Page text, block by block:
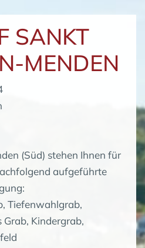
SANKT
MENDEN
(Süd) stehen Ihnen für
aufgeführte
Tiefenwahlgrab,
Kindergrab,